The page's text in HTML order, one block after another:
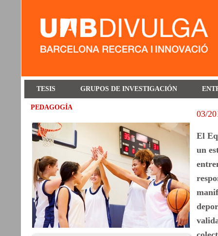
TESIS GRUPOS DE INVESTIGACIÓN
PEDAGOGÍA
03/
El
un